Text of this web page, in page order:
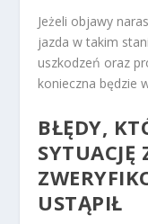
Jeżeli objawy
jazda w takim
uszkodzeń oraz
konieczna będzie
BŁĘDY,
SYTUACJĘ
USTĄPIŁ